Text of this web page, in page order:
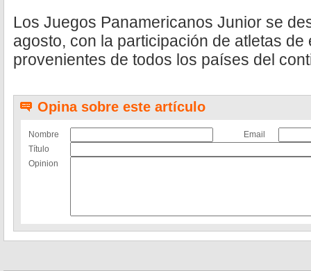
Los Juegos Panamericanos Junior se
agosto, con la participación de atletas de
provenientes de todos los países del
Opina sobre este artículo
Nombre
Email
Título
Opinion